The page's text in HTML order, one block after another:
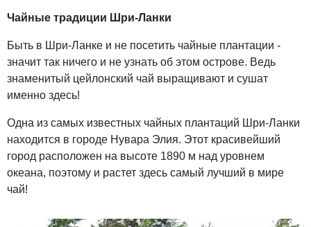
Чайные традиции Шри-Ланки
Быть в Шри-Ланке и не посетить чайные плантации -
значит так ничего и не узнать об этом острове. Ведь
знаменитый цейлонский чай выращивают и сушат
именно здесь!
Одна из самых известных чайных плантаций Шри-Ланки
находится в городе Нувара Элия. Этот красивейший
город расположен на высоте 1890 м над уровнем
океана, поэтому и растет здесь самый лучший в мире
чай!